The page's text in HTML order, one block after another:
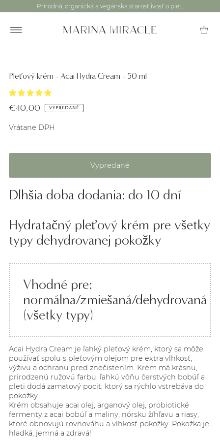
Prírodná, organická a vegánska starostlivosť o pleť.
Pleťový krém - Acai Hydra Cream - 50 ml
€40,00 VYPREDANÉ
Vrátane DPH
Dlhšia doba dodania: do 10 dní
Hydratačný pleťový krém pre všetky
typy dehydrovanej pokožky
Vhodné pre:
normálna/zmiešaná/dehydrovaná
(všetky typy)
Acai Hydra Cream je ľahký pleťový krém, ktorý sa môže
používať spolu s pleťovým olejom pre extra vlhkosť,
výživu a ochranu pred znečistením. Krém má krásnu,
prirodzenú ružovú farbu, ľahkú vôňu čerstvých bobúľ a
pleti dodá zamatový pocit, ktorý sa rýchlo vstrebáva do
pokožky.
Krém obsahuje acai olej, arganový olej, probiotické
fermenty z acai bobúľ a maliny, nórsku žíhľavu a riasy,
ktoré obnovujú rovnováhu a vlhkosť pokožky. Pokožka je
hladká, jemná a zdravá!